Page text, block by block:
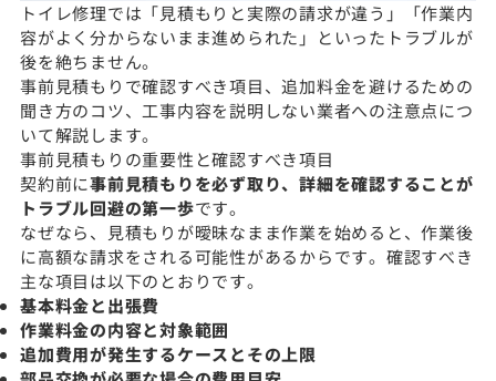
トイレ修理では「見積もりと実際の請求が違う」「作業内
容がよく分からないまま進められた」といったトラブルが
後を絶ちません。
事前見積もりで確認すべき項目、追加料金を避けるための
聞き方のコツ、工事内容を説明しない業者への注意点につ
いて解説します。
事前見積もりの重要性と確認すべき項目
契約前に事前見積もりを必ず取り、詳細を確認することが
トラブル回避の第一歩です。
なぜなら、見積もりが曖昧なまま作業を始めると、作業後
に高額な請求をされる可能性があるからです。確認すべき
主な項目は以下のとおりです。
基本料金と出張費
作業料金の内容と対象範囲
追加費用が発生するケースとその上限